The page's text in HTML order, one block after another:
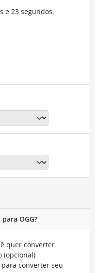
e 23 segundos.
OGG?
quer converter
(opcional)
converter seu